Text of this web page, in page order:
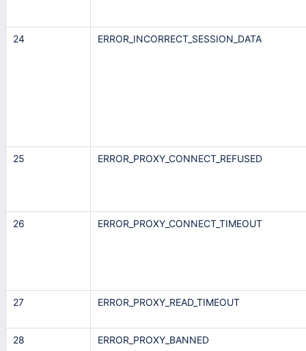
24 ERROR_INCORRECT_SESSION_DATA
25 ERROR_PROXY_CONNECT_REFUSED
26 ERROR_PROXY_CONNECT_TIMEOUT
27 ERROR_PROXY_READ_TIMEOUT
28 ERROR_PROXY_BANNED